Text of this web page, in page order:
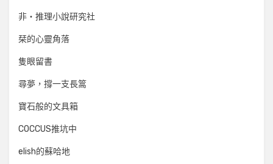
非‧推理小說研究社
栞的心靈角落
隻眼留書
尋夢，撐一支長篙
寶石般的文具箱
COCCUS推坑中
elish的蘇哈地